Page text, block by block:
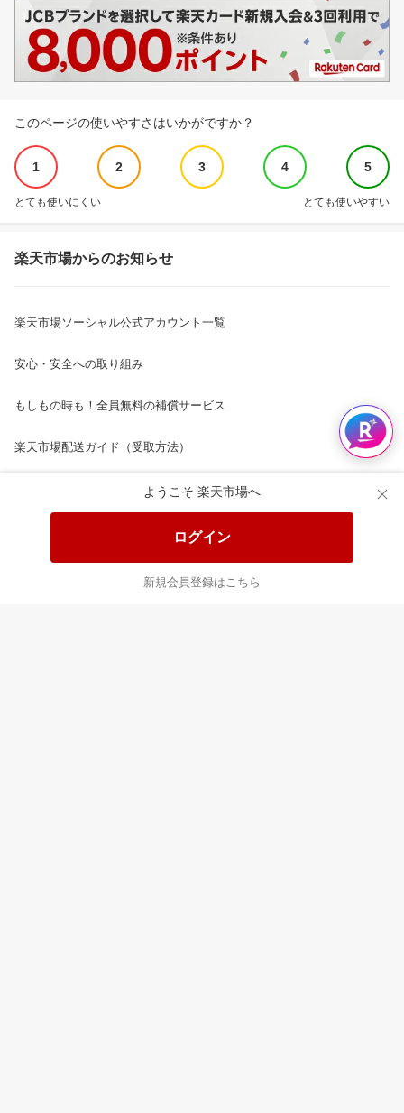
ようこそ 楽天市場へ
ログイン
新規会員登録はこちら
このページの使いやすさはいかがですか？
1 2 3 4 5
とても使いにくい とても使いやすい
楽天市場からのお知らせ
楽天市場ソーシャル公式アカウント一覧
安心・安全への取り組み
もしもの時も！全員無料の補償サービス
楽天市場配送ガイド（受取方法）
楽天にお店を開きませんか？
楽天ショッピングサービスご利用規約